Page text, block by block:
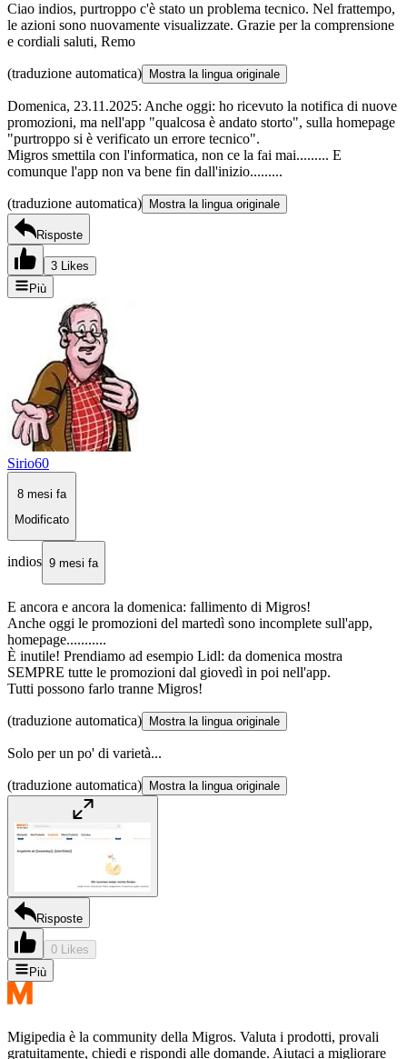
Ciao indios, purtroppo c'è stato un problema tecnico. Nel frattempo,
le azioni sono nuovamente visualizzate. Grazie per la comprensione
e cordiali saluti, Remo
(traduzione automatica) Mostra la lingua originale
Domenica, 23.11.2025: Anche oggi: ho ricevuto la notifica di nuove
promozioni, ma nell'app "qualcosa è andato storto", sulla homepage
"purtroppo si è verificato un errore tecnico".
Migros smettila con l'informatica, non ce la fai mai......... E
comunque l'app non va bene fin dall'inizio.........
(traduzione automatica) Mostra la lingua originale
Risposte
3 Likes
Più
Sirio60
8 mesi fa
Modificato
indios 9 mesi fa
E ancora e ancora la domenica: fallimento di Migros!
Anche oggi le promozioni del martedì sono incomplete sull'app,
homepage...........
È inutile! Prendiamo ad esempio Lidl: da domenica mostra
SEMPRE tutte le promozioni dal giovedì in poi nell'app.
Tutti possono farlo tranne Migros!
(traduzione automatica) Mostra la lingua originale
Solo per un po' di varietà...
(traduzione automatica) Mostra la lingua originale
Risposte
0 Likes
Più
Migipedia è la community della Migros. Valuta i prodotti, provali
gratuitamente, chiedi e rispondi alle domande. Aiutaci a migliorare